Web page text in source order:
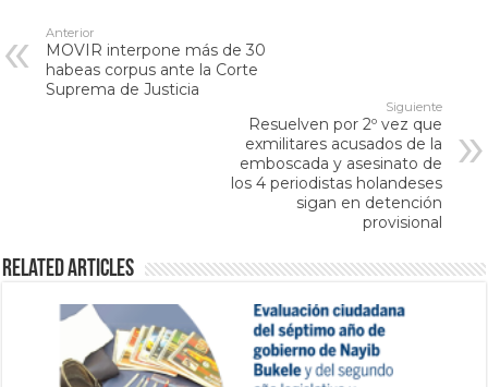
Anterior
MOVIR interpone más de 30
habeas corpus ante la Corte
Suprema de Justicia
Siguiente
Resuelven por 2º vez que
exmilitares acusados de la
emboscada y asesinato de
los 4 periodistas holandeses
sigan en detención
provisional
Related Articles